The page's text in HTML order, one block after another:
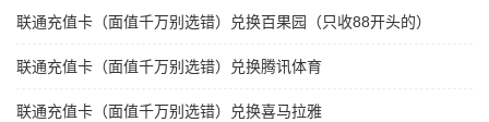
联通充值卡（面值千万别选错）兑换百果园（只收88开头的）
联通充值卡（面值千万别选错）兑换腾讯体育
联通充值卡（面值千万别选错）兑换喜马拉雅